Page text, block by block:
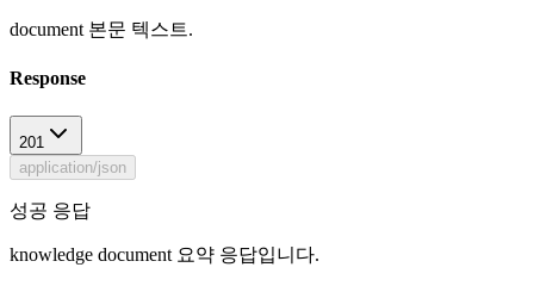
document 본문 텍스트.
Response
201
application/json
성공 응답
knowledge document 요약 응답입니다.